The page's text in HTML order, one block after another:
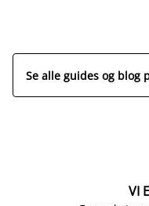
Se alle guides og blog
VI